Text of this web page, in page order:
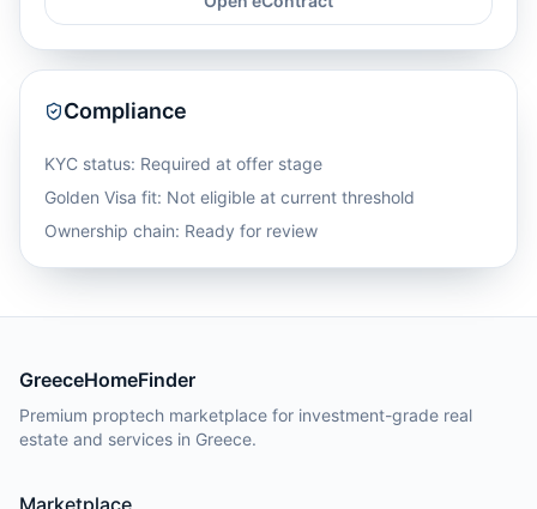
Compliance
KYC status: Required at offer stage
Golden Visa fit: Not eligible at current threshold
Ownership chain: Ready for review
GreeceHomeFinder
Premium proptech marketplace for investment-grade real
estate and services in Greece.
Marketplace